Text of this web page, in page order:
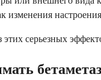
изменения
серьезных